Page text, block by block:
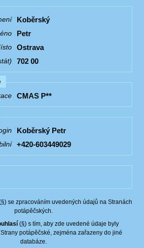
Koběrský
Petr
Ostrava
702 00
CMAS P**
Koběrský Petr
+420-603449029
§) se zpracováním uvedených údajů na Stranách
potápěčských.
(§) s tím, aby zde uvedené údaje byly
Strany potápěčské, zejména zařazeny do jiné
databáze.